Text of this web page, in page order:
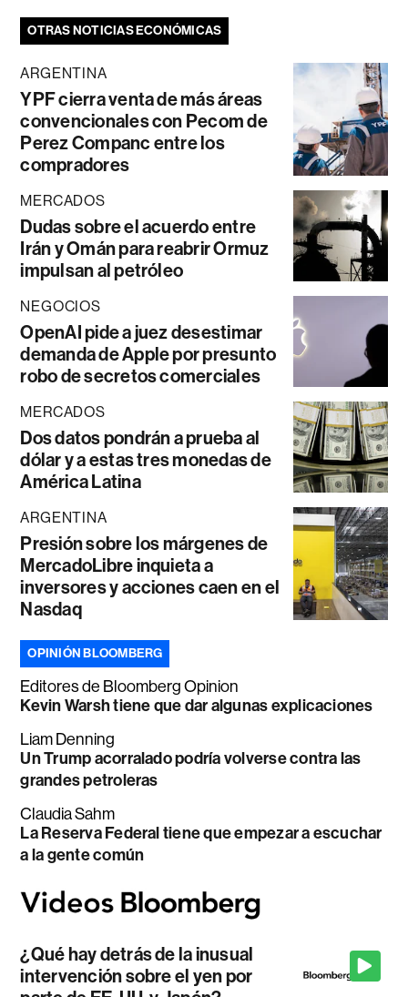
OTRAS NOTICIAS ECONÓMICAS
ARGENTINA
YPF cierra venta de más áreas
convencionales con Pecom de
Perez Companc entre los
compradores
MERCADOS
Dudas sobre el acuerdo entre
Irán y Omán para reabrir Ormuz
impulsan al petróleo
NEGOCIOS
OpenAI pide a juez desestimar
demanda de Apple por presunto
robo de secretos comerciales
MERCADOS
Dos datos pondrán a prueba al
dólar y a estas tres monedas de
América Latina
ARGENTINA
Presión sobre los márgenes de
MercadoLibre inquieta a
inversores y acciones caen en el
Nasdaq
OPINIÓN BLOOMBERG
Editores de Bloomberg Opinion
Kevin Warsh tiene que dar algunas explicaciones
Liam Denning
Un Trump acorralado podría volverse contra las
grandes petroleras
Claudia Sahm
La Reserva Federal tiene que empezar a escuchar
a la gente común
¿Qué hay detrás de la inusual
intervención sobre el yen por